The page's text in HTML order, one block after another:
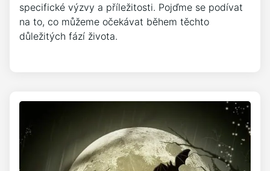
specifické výzvy a příležitosti. Pojďme se podívat
na to, co můžeme očekávat během těchto
důležitých fází života.